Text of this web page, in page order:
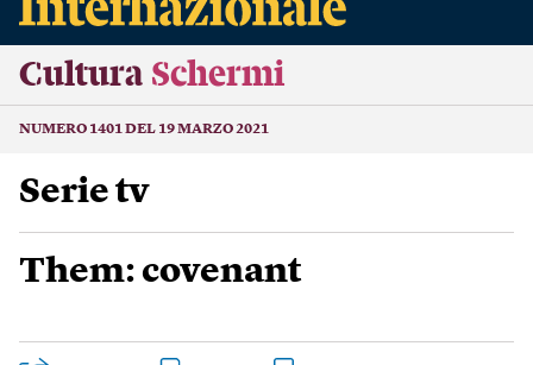
Cultura Schermi
NUMERO 1401 DEL 19 MARZO 2021
Serie tv
Them: covenant